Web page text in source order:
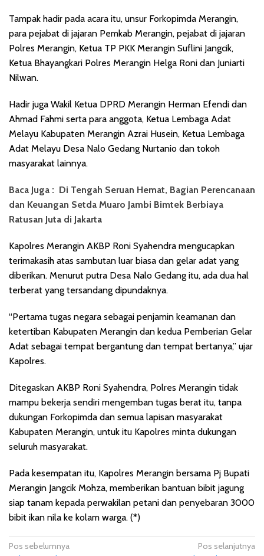
Tampak hadir pada acara itu, unsur Forkopimda Merangin,
para pejabat di jajaran Pemkab Merangin, pejabat di jajaran
Polres Merangin, Ketua TP PKK Merangin Suflini Jangcik,
Ketua Bhayangkari Polres Merangin Helga Roni dan Juniarti
Nilwan.
Hadir juga Wakil Ketua DPRD Merangin Herman Efendi dan
Ahmad Fahmi serta para anggota, Ketua Lembaga Adat
Melayu Kabupaten Merangin Azrai Husein, Ketua Lembaga
Adat Melayu Desa Nalo Gedang Nurtanio dan tokoh
masyarakat lainnya.
Baca Juga : Di Tengah Seruan Hemat, Bagian Perencanaan
dan Keuangan Setda Muaro Jambi Bimtek Berbiaya
Ratusan Juta di Jakarta
Kapolres Merangin AKBP Roni Syahendra mengucapkan
terimakasih atas sambutan luar biasa dan gelar adat yang
diberikan. Menurut putra Desa Nalo Gedang itu, ada dua hal
terberat yang tersandang dipundaknya.
“Pertama tugas negara sebagai penjamin keamanan dan
ketertiban Kabupaten Merangin dan kedua Pemberian Gelar
Adat sebagai tempat bergantung dan tempat bertanya,” ujar
Kapolres.
Ditegaskan AKBP Roni Syahendra, Polres Merangin tidak
mampu bekerja sendiri mengemban tugas berat itu, tanpa
dukungan Forkopimda dan semua lapisan masyarakat
Kabupaten Merangin, untuk itu Kapolres minta dukungan
seluruh masyarakat.
Pada kesempatan itu, Kapolres Merangin bersama Pj Bupati
Merangin Jangcik Mohza, memberikan bantuan bibit jagung
siap tanam kepada perwakilan petani dan penyebaran 3000
bibit ikan nila ke kolam warga. (*)
N
Pos sebelumnya
Pos selanjutnya